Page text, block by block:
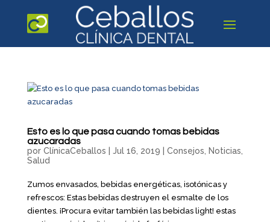
Esto es lo que pasa cuando tomas bebidas
azucaradas
por ClínicaCeballos Jul 16, 2019 Consejos Noticias
Salud
Zumos envasados, bebidas energéticas, isotónicas y
refrescos: Estas bebidas destruyen el esmalte de los
dientes. ¡Procura evitar también las bebidas light! estas